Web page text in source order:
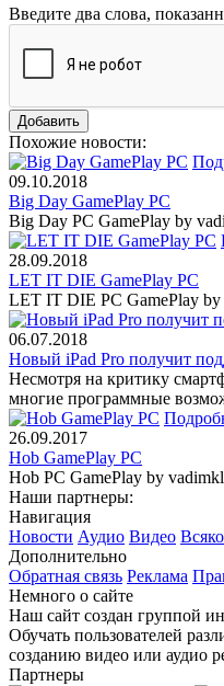
Введите два слова,
Похожие новости:
09.10.2018
Big Day GamePlay PC
Big Day PC GamePlay by
28.09.2018
LET IT DIE GamePlay PC
LET IT DIE PC GamePlay by
06.07.2018
Новый iPad Pro получит
Несмотря на критику
многие программные
26.09.2017
Hob GamePlay PC
Hob PC GamePlay by
Наши партнеры:
Навигация
Новости Аудио Видео
Дополнительно
Обратная связь Реклама
Немного о сайте
Наш сайт создан группой
Обучать пользователей
созданию видео или аудио
Партнеры